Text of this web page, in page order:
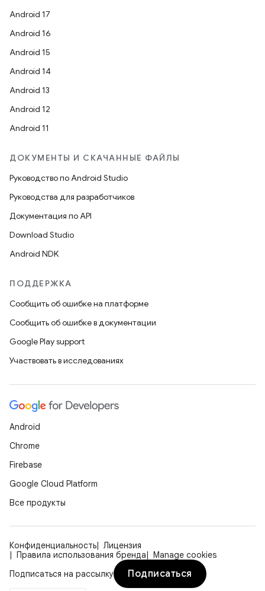
Android 17
Android 16
Android 15
Android 14
Android 13
Android 12
Android 11
ДОКУМЕНТЫ И СКАЧАННЫЕ ФАЙЛЫ
Руководство по Android Studio
Руководства для разработчиков
Документация по API
Download Studio
Android NDK
ПОДДЕРЖКА
Сообщить об ошибке на платформе
Сообщить об ошибке в документации
Google Play support
Участвовать в исследованиях
Android
Chrome
Firebase
Google Cloud Platform
Все продукты
Конфиденциальность
Лицензия
Правила использования бренда
Manage cookies
Подписаться на рассылку
Подписаться